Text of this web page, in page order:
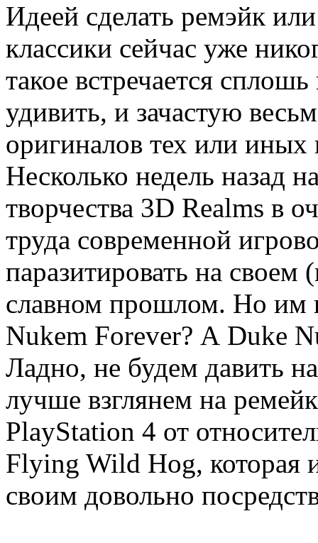
Идеей сделать ремэйк
классики сейчас уже
такое встречается
удивить, и зачастую
оригиналов тех или
Несколько недель назад
творчества 3D Realms в
труда современной
паразитировать на
славном прошлом. Но им
Nukem Forever? А Duke
Ладно, не будем давить
лучше взглянем на
PlayStation 4 от
Flying Wild Hog, которая
своим довольно